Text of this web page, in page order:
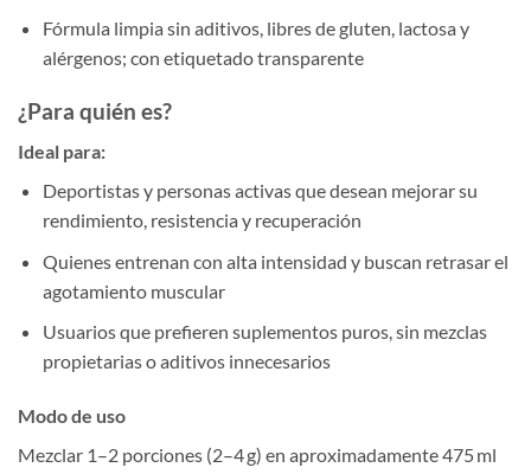
Fórmula limpia sin aditivos, libres de gluten, lactosa y
alérgenos; con etiquetado transparente
¿Para quién es?
Ideal para:
Deportistas y personas activas que desean mejorar su
rendimiento, resistencia y recuperación
Quienes entrenan con alta intensidad y buscan retrasar el
agotamiento muscular
Usuarios que prefieren suplementos puros, sin mezclas
propietarias o aditivos innecesarios
Modo de uso
Mezclar 1–2 porciones (2–4 g) en aproximadamente 475 ml